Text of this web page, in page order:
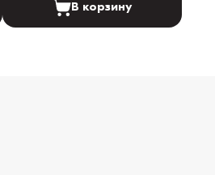
В корзину